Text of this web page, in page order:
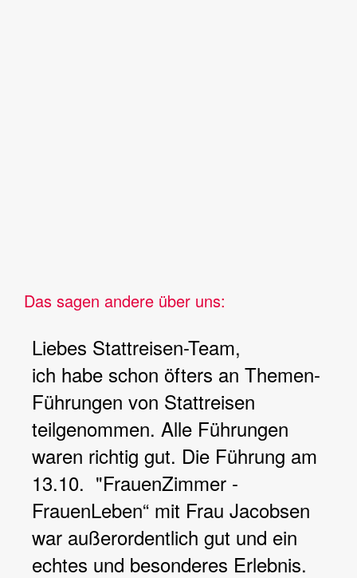
Das sagen andere über uns:
Liebes Stattreisen-Team,
ich habe schon öfters an Themen-
Führungen von Stattreisen
teilgenommen. Alle Führungen
waren richtig gut. Die Führung am
13.10. "FrauenZimmer -
FrauenLeben“ mit Frau Jacobsen
war außerordentlich gut und ein
echtes und besonderes Erlebnis.